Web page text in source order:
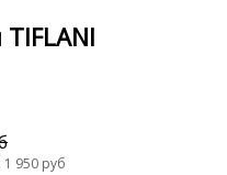
950 руб